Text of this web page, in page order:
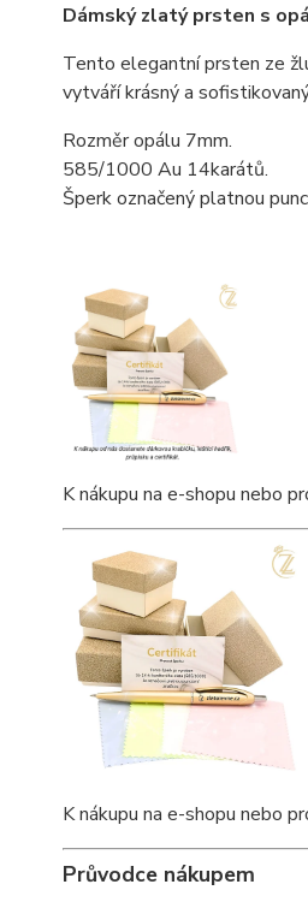
Dámský zlatý prsten s
Tento elegantní prsten ze
vytváří krásný a
Rozměr opálu 7mm.
585/1000 Au 14karátů.
Šperk označený platnou
K nákupu na e-shopu nebo
K nákupu na e-shopu nebo
Průvodce nákupem